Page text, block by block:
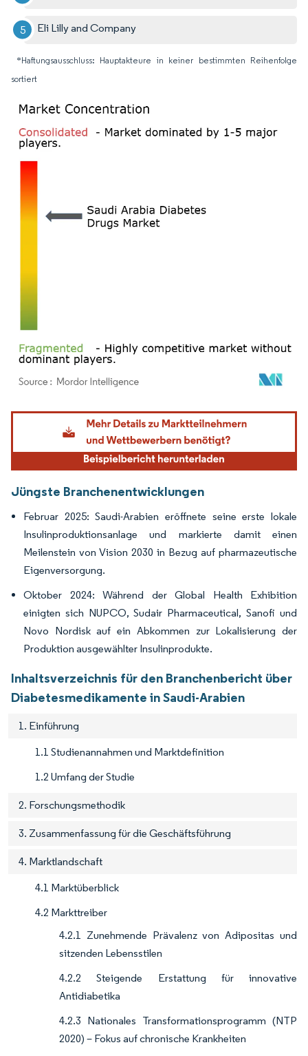
Eli Lilly and Company
*Haftungsausschluss: Hauptakteure in keiner bestimmten Reihenfolge
sortiert
Bild © Mordor Intelligence. Wiederverwendung erfordert Namensnennung gemäß
Jüngste Branchenentwicklungen
Februar 2025: Saudi-Arabien eröffnete seine erste lokale
Insulinproduktionsanlage und markierte damit einen
Meilenstein von Vision 2030 in Bezug auf pharmazeutische
Eigenversorgung.
Oktober 2024: Während der Global Health Exhibition
einigten sich NUPCO, Sudair Pharmaceutical, Sanofi und
Novo Nordisk auf ein Abkommen zur Lokalisierung der
Produktion ausgewählter Insulinprodukte.
Inhaltsverzeichnis für den Branchenbericht über
Diabetesmedikamente in Saudi-Arabien
1. Einführung
1.1 Studienannahmen und Marktdefinition
1.2 Umfang der Studie
2. Forschungsmethodik
3. Zusammenfassung für die Geschäftsführung
4. Marktlandschaft
4.1 Marktüberblick
4.2 Markttreiber
4.2.1 Zunehmende Prävalenz von Adipositas und
sitzenden Lebensstilen
4.2.2 Steigende Erstattung für innovative
Antidiabetika
4.2.3 Nationales Transformationsprogramm (NTP
2020) – Fokus auf chronische Krankheiten